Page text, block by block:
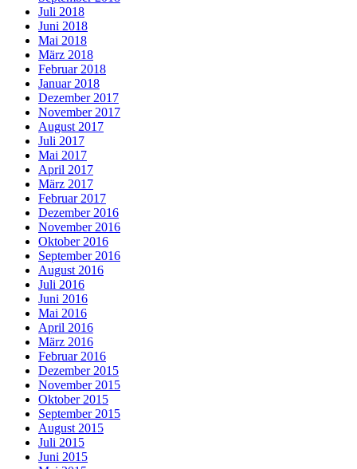
Juli 2018
Juni 2018
Mai 2018
März 2018
Februar 2018
Januar 2018
Dezember 2017
November 2017
August 2017
Juli 2017
Mai 2017
April 2017
März 2017
Februar 2017
Dezember 2016
November 2016
Oktober 2016
September 2016
August 2016
Juli 2016
Juni 2016
Mai 2016
April 2016
März 2016
Februar 2016
Dezember 2015
November 2015
Oktober 2015
September 2015
August 2015
Juli 2015
Juni 2015